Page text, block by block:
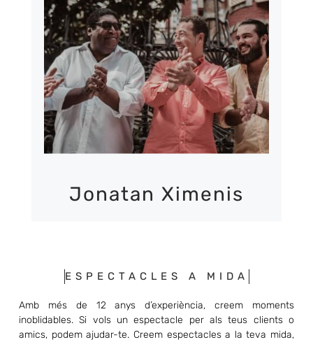
MÉS INFORMACIÓ
Jonatan Ximenis
ESPECTACLES A MIDA
Amb més de 12 anys d’experiència, creem moments
inoblidables. Si vols un espectacle per als teus clients o
amics, podem ajudar-te. Creem espectacles a la teva mida,